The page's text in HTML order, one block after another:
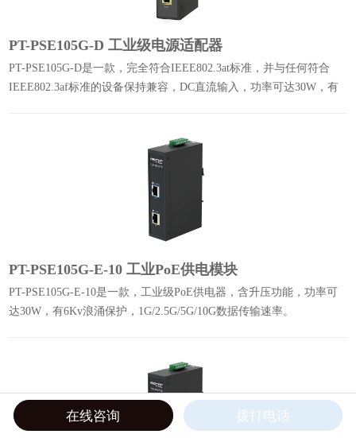
PT-PSE105G-D 工业级电源适配器
PT-PSE105G-D是一款，完全符合IEEE802.3at标准，并与任何符合
IEEE802.3af标准的设备保持兼容，DC直流输入，功率可达30W，有
PT-PSE105G-E-10 工业PoE供电模块
PT-PSE105G-E-10是一款，工业级PoE供电器，含升压功能，功率可
达30W，有6Kv浪涌保护，1G/2.5G/5G/10G数据传输速率。
0.2225s
在线咨询 拨打电话